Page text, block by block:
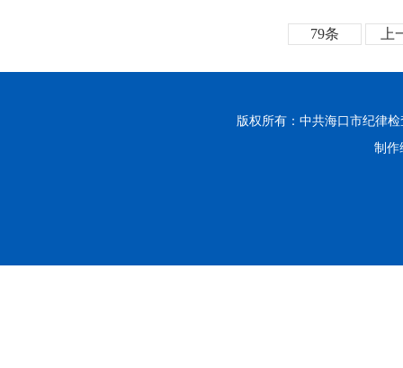
79条 上
版权所有：中共海口市纪律
制作